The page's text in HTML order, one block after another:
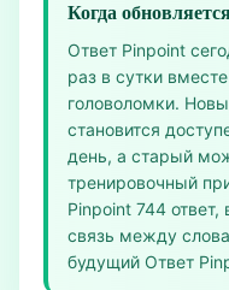
Когда
Ответ Pinpoint
раз в сутки
головоломки.
становится
день, а старый
тренировочный
Pinpoint 744
связь между
будущий Ответ